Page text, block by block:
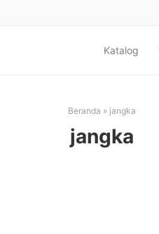
Katalog
Beranda » jangka
jangka